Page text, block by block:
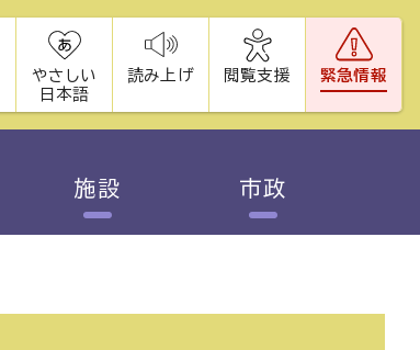
やさしい
日本語
読み上げ 閲覧支援 緊急情報
施設 市政